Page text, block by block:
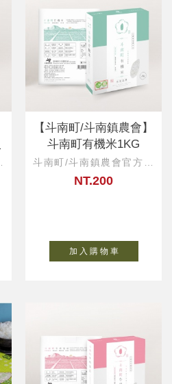
【斗南町/斗南鎮農會】
斗南町有機米1KG
斗南町/斗南鎮農會官方直
營
NT.200
加 入 購 物 車